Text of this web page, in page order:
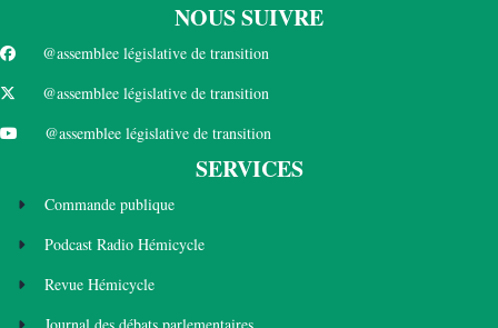
NOUS SUIVRE
@assemblee législative de transition
@assemblee législative de transition
@assemblee législative de transition
SERVICES
Commande publique
Podcast Radio Hémicycle
Revue Hémicycle